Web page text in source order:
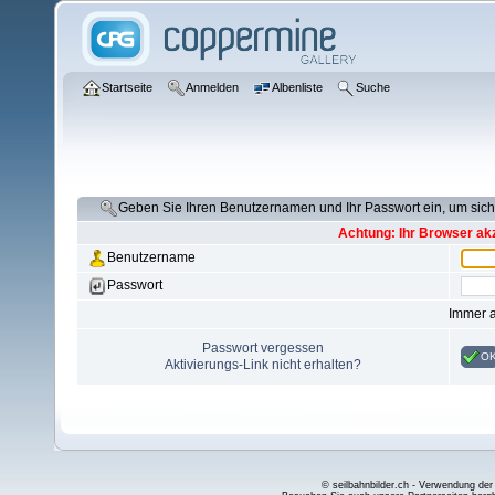
Startseite Anmelden Albenliste Suche
Geben Sie Ihren Benutzernamen und Ihr Passwort ein, um
Achtung: Ihr Browser
Benutzername
Passwort
Immer
Passwort vergessen
Aktivierungs-Link nicht erhalten?
© seilbahnbilder.ch - Verwendung